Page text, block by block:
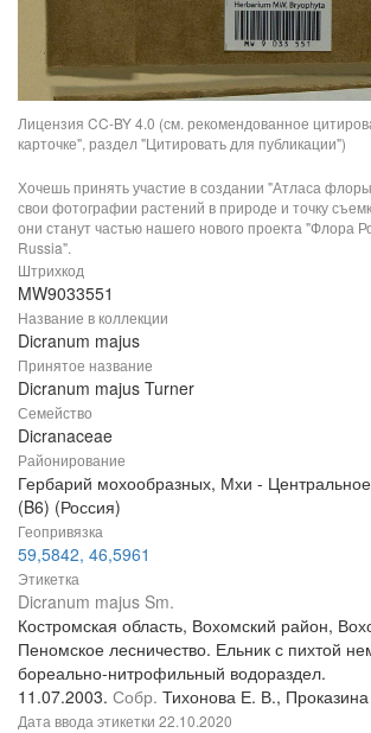
Лицензия CC-BY 4.0 (см. рекомендованное
карточке", раздел "Цитировать для публикации")
Хочешь принять участие в создании "Атласа
свои фотографии растений в природе и точку
они станут частью нашего нового проекта "Флора
Russia".
Штрихкод
MW9033551
Название в коллекции
Dicranum majus
Принятое название
Dicranum majus Turner
Семейство
Dicranaceae
Районирование
Гербарий мохообразных, Мхи -
(B6) (Россия)
Геопривязка
59,5842, 46,5961
Этикетка
Dicranum majus Sm.
Костромская область, Вохомский район,
Пеномское лесничество. Ельник с пихтой
бореально-нитрофильный водораздел.
11.07.2003. Собр. Тихонова Е. В.,
Дата ввода этикетки 22.10.2020